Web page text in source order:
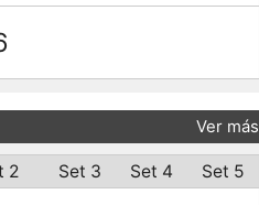
Ver más
2 Set 3 Set 4 Set 5